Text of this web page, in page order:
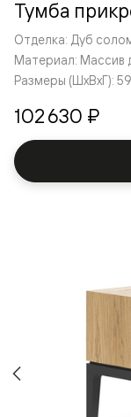
Тумба
Отделка: Дуб
Материал: Массив
Размеры (ШxВxГ):
102 630 ₽